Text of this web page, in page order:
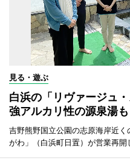
見る・遊ぶ
白浜の「リヴァージュ
強アルカリ性の源泉湯も
吉野熊野国立公園の志原海岸近
がわ」（白浜町日置）が営業再開